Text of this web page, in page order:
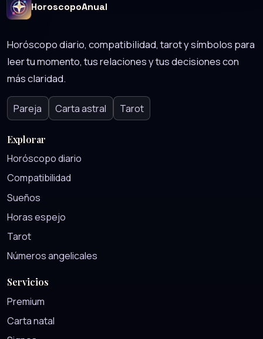
HoroscopoAnual
Horóscopo diario, compatibilidad, tarot y símbolos para
leer tu momento, tus relaciones y tus decisiones con
más claridad.
Pareja Carta astral Tarot
Explorar
Horóscopo diario
Compatibilidad
Sueños
Horas espejo
Tarot
Números angelicales
Servicios
Premium
Carta natal